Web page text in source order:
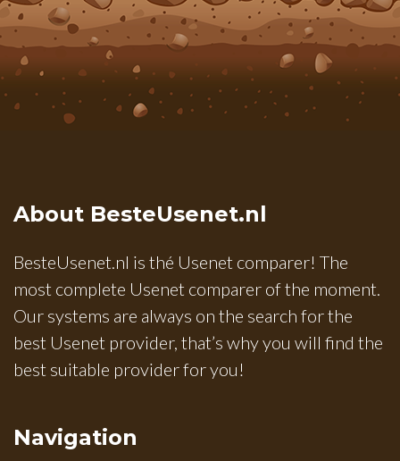
About BesteUsenet.nl
BesteUsenet.nl is thé Usenet comparer! The
most complete Usenet comparer of the moment.
Our systems are always on the search for the
best Usenet provider, that’s why you will find the
best suitable provider for you!
Navigation